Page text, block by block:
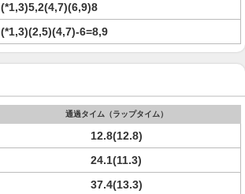
(*1,3)5,2(4,7)(6,9)8
(*1,3)(2,5)(4,7)-6=8,9
通過タイム（ラップタイム）
12.8(12.8)
24.1(11.3)
37.4(13.3)